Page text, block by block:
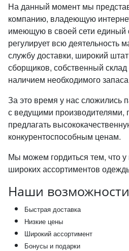
На данный момент мы
компанию, владеющую
имеющую в своей сети единый
регулирует всю деятельность
службу доставки, широкий
сборщиков, собственный
наличием необходимого
За это время у нас сложились
с ведущими
предлагать
конкурентоспособным ценам.
Мы можем гордиться тем, что
широких ассортиментов
Наши возможности
Быстрая доставка
Низкие цены
Широкий ассортимент
Бонусы и подарки